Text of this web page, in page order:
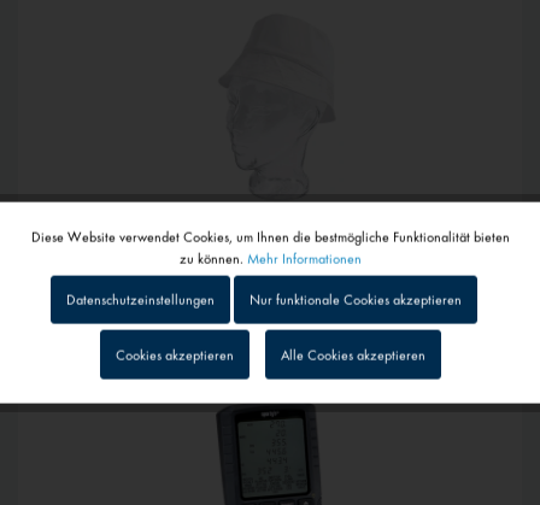
Fliegerhut
1 - 4 Werktage
Tracking Inaktiv
Personalisierung Inaktiv
Diese Website verwendet Cookies, um Ihnen die bestmögliche Funktionalität bieten
zu können. Mehr Informationen
Datenschutzeinstellungen Nur funktionale Cookies akzeptieren
Cookies akzeptieren Alle Cookies akzeptieren